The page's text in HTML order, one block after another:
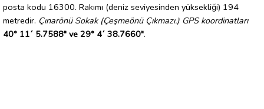
posta kodu 16300. Rakımı (deniz seviyesinden yüksekliği) 194
metredir. Çınarönü Sokak (Çeşmeönü Çıkmazı.) GPS koordinatları
40° 11´ 5.7588" ve 29° 4´ 38.7660".